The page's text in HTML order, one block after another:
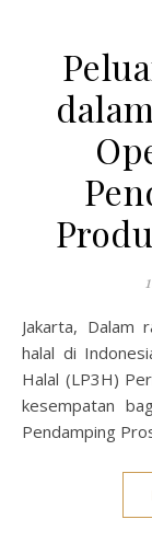
Jakarta, Dalam rangka mendukung percepatan sertifikasi
halal di
Halal (LP3H)
kesempatan
Pendamping